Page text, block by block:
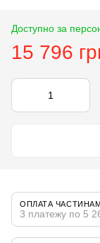
Доступно за
15 796
ОПЛАТА
3 платежу по 5